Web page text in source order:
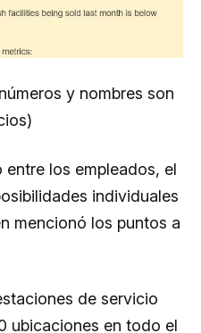
y nombres son
los empleados, el
individuales
mencionó los puntos a
de servicio
ubicaciones en todo el